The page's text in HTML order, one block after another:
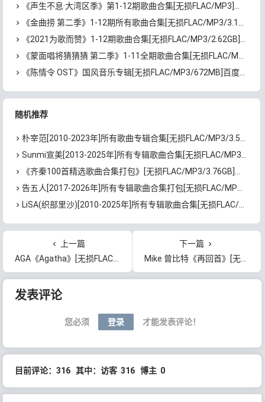
《声生不息·大湾区季》第1-12期歌曲合集[无损FLAC/MP3]百度云网盘下载
《金曲捞 第二季》1-12期所有歌曲合集[无损FLAC/MP3/3.17GB]百度云网盘下载
《2021为歌而赞》1-12期歌曲合集[无损FLAC/MP3/2.62GB]百度云网盘下载
《蒙面唱将猜猜猜 第二季》1-11全期歌曲合集[无损FLAC/MP3/4.41GB]百度云网盘下载
《陈情令 OST》国风音乐专辑[无损FLAC/MP3/672MB]百度网盘下载
随机推荐
朴宰范[2010-2023年]所有歌曲专辑合集[无损FLAC/MP3/3.59GB]百度云网盘下载
Sunmi宣美[2013-2025年]所有专辑歌曲合集[无损FLAC/MP3/2.36GB]百度云网盘下载
《齐秦100首精选歌曲合集打包》[无损FLAC/MP3/3.76GB]百度云网盘下载
告五人[2017-2026年]所有专辑歌曲合集打包[无损FLAC/MP3/3.08GB]百度云网盘下载
LiSA(织部里沙)[2010-2025年]所有专辑歌曲合集[无损FLAC/MP3/29.39GB]百度云网盘下载
上一篇
AGA《Agatha》[无损FLAC/MP3/1.14GB]百度云网盘下载
下一篇
Mike 曾比特《再回首》[无损FLAC/MP3/94MB]百度云网盘下载
文章导航
发表评论
您必须 登录 才能发表评论！
目前评论：316 其中：访客 316 博主 0